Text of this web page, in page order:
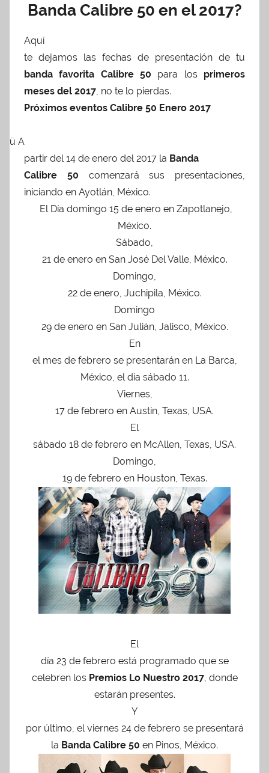
Banda Calibre 50 en el 2017?
Aquí
te dejamos las fechas de presentación de tu
banda favorita Calibre 50 para los primeros
meses del 2017, no te lo pierdas.
Próximos eventos Calibre 50 Enero 2017
ü A
partir del 14 de enero del 2017 la Banda
Calibre 50 comenzará sus presentaciones,
iniciando en Ayotlán, México.
El Día domingo 15 de enero en Zapotlanejo,
México.
Sábado,
21 de enero en San José Del Valle, México.
Domingo,
22 de enero, Juchipila, México.
Domingo
29 de enero en San Julián, Jalisco, México.
En
el mes de febrero se presentarán en La Barca,
México, el día sábado 11.
Viernes,
17 de febrero en Austin, Texas, USA.
El
sábado 18 de febrero en McAllen, Texas, USA.
Domingo,
19 de febrero en Houston, Texas.
El
día 23 de febrero está programado que se
celebren los Premios Lo Nuestro 2017, donde
estarán presentes.
Y
por último, el viernes 24 de febrero se presentará
la Banda Calibre 50 en Pinos, México.